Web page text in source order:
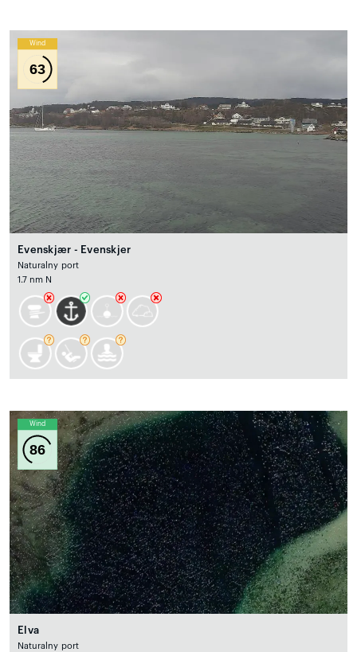
Wind
63
Evenskjær - Evenskjer
Naturalny port
1.7 nm N
Wind
86
Elva
Naturalny port